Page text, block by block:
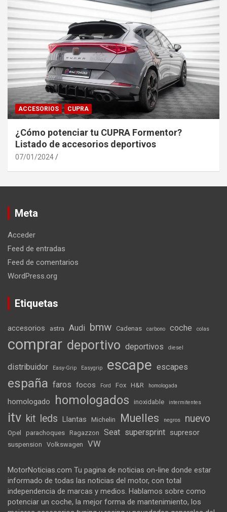
ACCESORIOS CUPRA
¿Cómo potenciar tu CUPRA Formentor?
Listado de accesorios deportivos
07/01/2024
Meta
Acceder
Feed de entradas
Feed de comentarios
WordPress.org
Etiquetas
accesorios astra Audi bmw Cadenas carbono coche colas
comprar deportivo deportivos diesel
distribuidor Easy-Grip Easygrip escape escapes
españa faros focos Ford Fox H&R homologada
homologado homologados inoxidable intermitentes
itv kit leds Llantas Michelin Muelles negros nuevo
Opel parachoques Ragazzon Seat supersprint supresor
suspension Volkswagen VW
MotorNoticias.com Tu pagina de noticias on-line donde estar
informado de todas las noticias del motor, con total
independencia de marcas y medios. Hablamos sobre como
potenciar un coche, la mejor forma de mantenimiento, los